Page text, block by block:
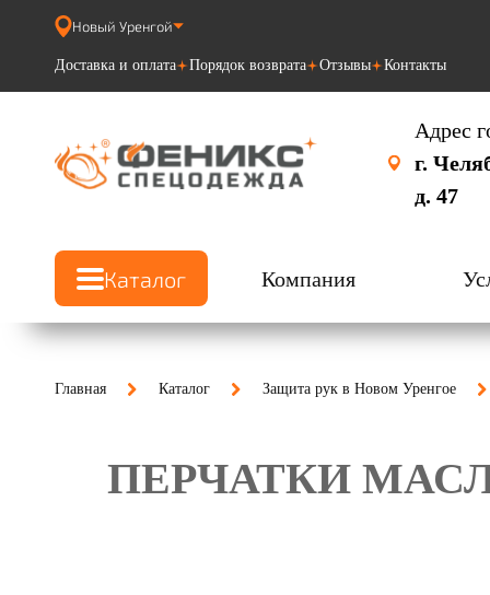
Новый Уренгой
Доставка и оплата Порядок возврата Отзывы Контакты
Адрес
г.
д. 47
Каталог Компания
Главная Каталог Защита рук в Новом Уренгое
ПЕРЧАТКИ